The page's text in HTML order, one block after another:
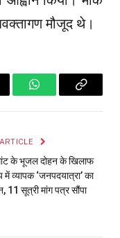
मौजूद थे।
WhatsAppCopy
के भूजल दोहन के खिलाफ
में व्यापक ‘जनपदयात्रा’ का
11 सूत्री मांग पत्र सौंपा